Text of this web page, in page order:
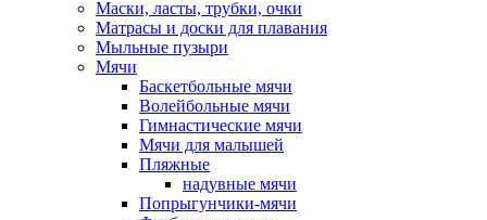
Маски, ласты, трубки, очки
Матрасы и доски для плавания
Мыльные пузыри
Мячи
Баскетбольные мячи
Волейбольные мячи
Гимнастические мячи
Мячи для малышей
Пляжные
надувные мячи
Попрыгунчики-мячи